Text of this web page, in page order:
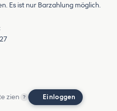
Es ist nur Barzahlung möglich.
zien ? Einloggen